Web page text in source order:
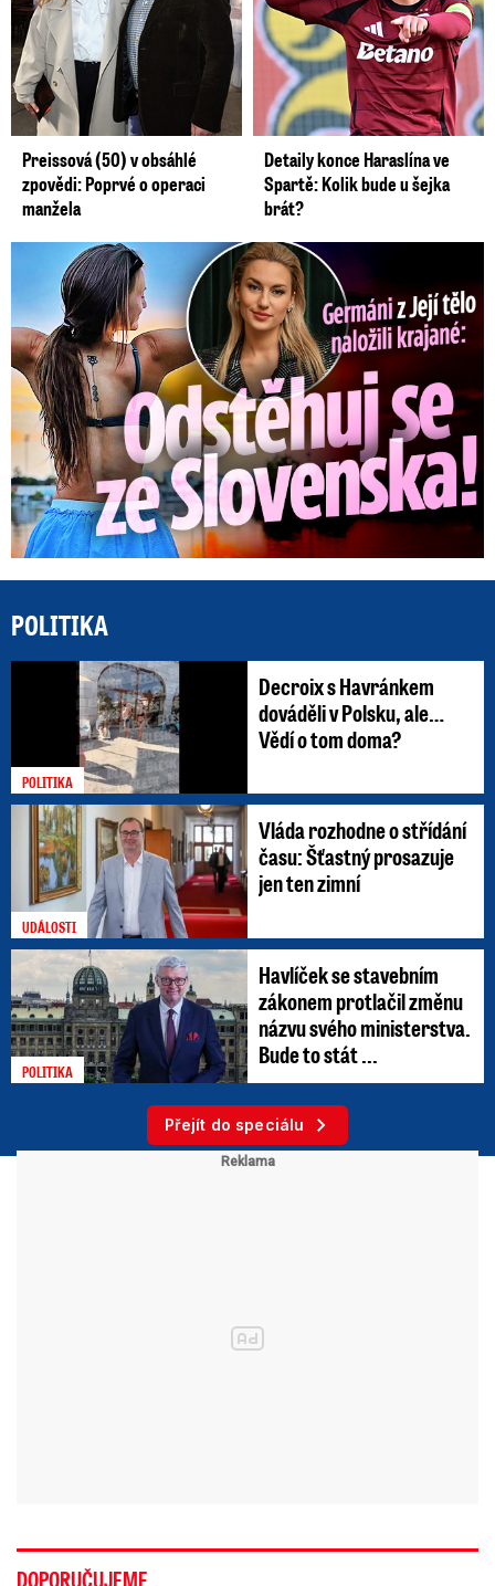
Preissová (50) v obsáhlé
zpovědi: Poprvé o operaci
manžela
Detaily konce Haraslína ve
Spartě: Kolik bude u šejka
brát?
Germáni z Jejího těla: Odstěhuj se, vzkázali jí krajané
POLITIKA
POLITIKA
Decroix s Havránkem
dováděli v Polsku, ale…
Vědí o tom doma?
UDÁLOSTI
Vláda rozhodne o střídání
času: Šťastný prosazuje
jen ten zimní
POLITIKA
Havlíček se stavebním
zákonem protlačil změnu
názvu svého ministerstva.
Bude to stát ...
Přejít do speciálu
DOPORUČUJEME